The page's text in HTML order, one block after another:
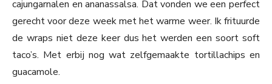
cajungarnalen en ananassalsa. Dat vonden we een perfect
gerecht voor deze week met het warme weer. Ik frituurde
de wraps niet deze keer dus het werden een soort soft
taco’s. Met erbij nog wat zelfgemaakte tortillachips en
guacamole.